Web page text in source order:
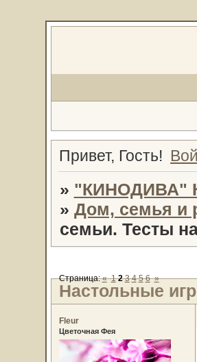
Привет, Гость!
» "КИНОДИВА"
» Дом, семья и
семьи. Тесты
Настольные
Страница:« 1 2 3 4 5 6 »
Fleur
Цветочная Фея